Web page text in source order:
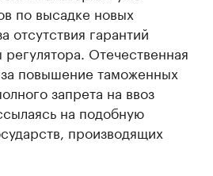
по высадке новых
отсутствия гарантий
Отечественная
повышение таможенных
запрета на ввоз
на подобную
производящих